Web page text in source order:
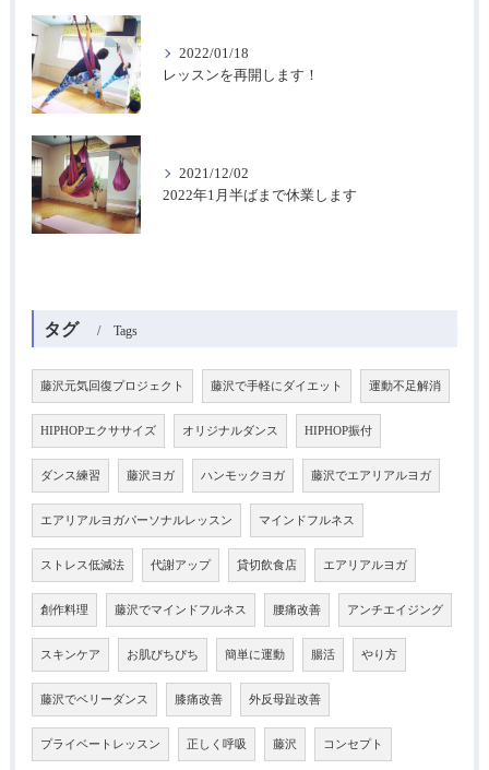
2022/01/18
レッスンを再開します！
2021/12/02
2022年1月半ばまで休業します
タグ Tags
藤沢元気回復プロジェクト 藤沢で手軽にダイエット 運動不足解消
HIPHOPエクササイズ オリジナルダンス HIPHOP振付
ダンス練習 藤沢ヨガ ハンモックヨガ 藤沢でエアリアルヨガ
エアリアルヨガパーソナルレッスン マインドフルネス
ストレス低減法 代謝アップ 貸切飲食店 エアリアルヨガ
創作料理 藤沢でマインドフルネス 腰痛改善 アンチエイジング
スキンケア お肌ぴちぴち 簡単に運動 腸活 やり方
藤沢でベリーダンス 膝痛改善 外反母趾改善
プライベートレッスン 正しく呼吸 藤沢 コンセプト